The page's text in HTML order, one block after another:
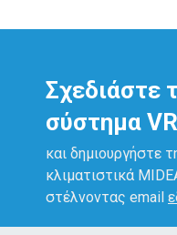
Σχεδιάστε
σύστημα
και δημιουργήστε
κλιματιστικά
στέλνοντας email